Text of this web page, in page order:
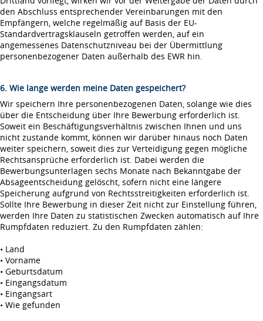
den Abschluss entsprechender Vereinbarungen mit den
Empfängern, welche regelmäßig auf Basis der EU-
Standardvertragsklauseln getroffen werden, auf ein
angemessenes Datenschutzniveau bei der Übermittlung
personenbezogener Daten außerhalb des EWR hin.
6. Wie lange werden meine Daten gespeichert?
Wir speichern Ihre personenbezogenen Daten, solange wie dies
über die Entscheidung über Ihre Bewerbung erforderlich ist.
Soweit ein Beschäftigungsverhältnis zwischen Ihnen und uns
nicht zustande kommt, können wir darüber hinaus noch Daten
weiter speichern, soweit dies zur Verteidigung gegen mögliche
Rechtsansprüche erforderlich ist. Dabei werden die
Bewerbungsunterlagen sechs Monate nach Bekanntgabe der
Absageentscheidung gelöscht, sofern nicht eine längere
Speicherung aufgrund von Rechtsstreitigkeiten erforderlich ist.
Sollte Ihre Bewerbung in dieser Zeit nicht zur Einstellung führen,
werden Ihre Daten zu statistischen Zwecken automatisch auf Ihre
Rumpfdaten reduziert. Zu den Rumpfdaten zählen:
• Land
• Vorname
• Geburtsdatum
• Eingangsdatum
• Eingangsart
• Wie gefunden